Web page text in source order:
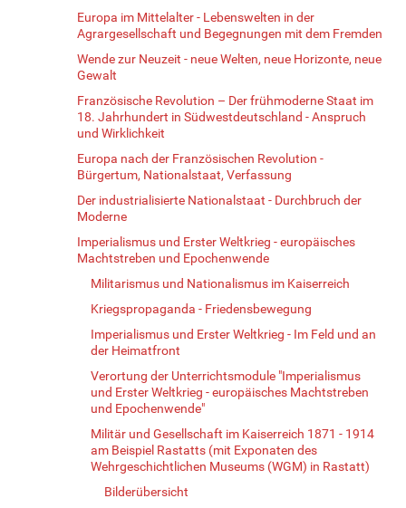
Europa im Mittelalter - Lebenswelten in der
Agrargesellschaft und Begegnungen mit dem Fremden
Wende zur Neuzeit - neue Welten, neue Horizonte, neue
Gewalt
Französische Revolution – Der frühmoderne Staat im
18. Jahrhundert in Südwestdeutschland - Anspruch
und Wirklichkeit
Europa nach der Französischen Revolution -
Bürgertum, Nationalstaat, Verfassung
Der industrialisierte Nationalstaat - Durchbruch der
Moderne
Imperialismus und Erster Weltkrieg - europäisches
Machtstreben und Epochenwende
Militarismus und Nationalismus im Kaiserreich
Kriegspropaganda - Friedensbewegung
Imperialismus und Erster Weltkrieg - Im Feld und an
der Heimatfront
Verortung der Unterrichtsmodule "Imperialismus
und Erster Weltkrieg - europäisches Machtstreben
und Epochenwende"
Militär und Gesellschaft im Kaiserreich 1871 - 1914
am Beispiel Rastatts (mit Exponaten des
Wehrgeschichtlichen Museums (WGM) in Rastatt)
Bilderübersicht